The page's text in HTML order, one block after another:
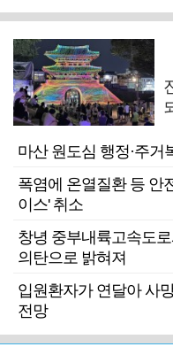
마산 원도심 행정·주거
폭염에 온열질환 등 안
이스' 취소
창녕 중부내륙고속도
의탄으로 밝혀져
입원환자가 연달아 사
전망